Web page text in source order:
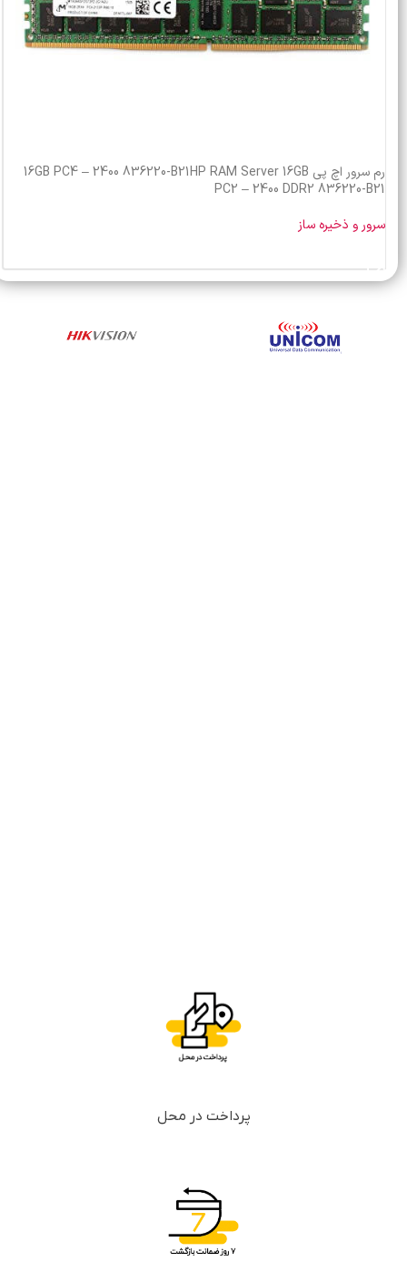
رم سرور اچ پی 16GB PC4 – 2400 836220-B21HP RAM Server 16GB
PC2 – 2400 DDR2 836220-B21
سرور و ذخیره ساز
پرداخت در محل